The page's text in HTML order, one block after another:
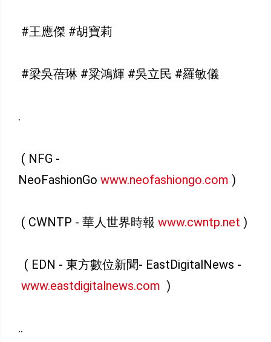
#王應傑 #胡寶莉
#梁吳蓓琳 #粱鴻輝 #吳立民 #羅敏儀
.
( NFG -
NeoFashionGo www.neofashiongo.com )
( CWNTP - 華人世界時報 www.cwntp.net )
( EDN - 東方數位新聞- EastDigitalNews -
www.eastdigitalnews.com )
..